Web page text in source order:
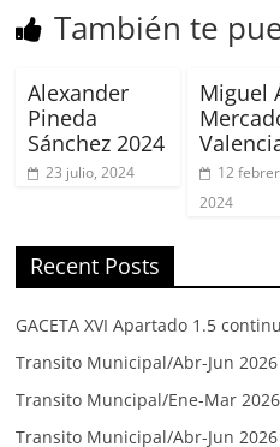
También te
Alexander
Pineda
Sánchez 2024
23 julio, 2024
Miguel
12
2024
Recent Posts
GACETA XVI Apartado 1.5
Transito Municipal/Abr-Jun 2026
Transito Muncipal/Ene-Mar 2026
Transito Municipal/Abr-Jun 2026